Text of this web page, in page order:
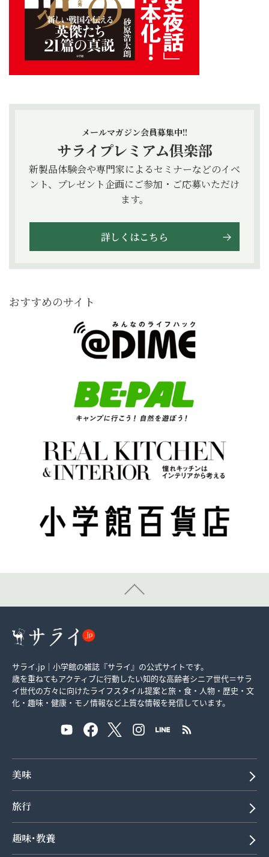
メールマガジン会員募集中!!
サライプレミアム倶楽部
新製品体験会や専門家によるセミナーなどのイベ
ント、プレゼント企画にご参加・ご応募いただけ
ます。
詳しくはこちら
おすすめのサイト
サライ.jp｜小学館の雑誌『サライ』の公式サイトです。
歳を重ねてもアクティブに行動したい知的な高齢者シニア世代＝サラ
イ世代の方々に向けたライフスタイル提案と旅・食・人物・歴史・文
化・趣味・健康・モノ情報など上質な情報を発信しています。
美味
旅行
趣味･教養